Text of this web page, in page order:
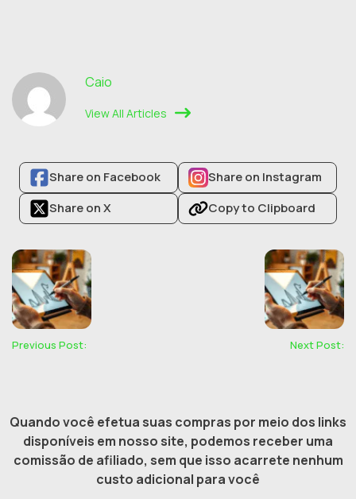
Caio
View All Articles
Share on Facebook
Share on Instagram
Share on X
Copy to Clipboard
Previous Post: Next Post:
Quando você efetua suas compras por meio dos links
disponíveis em nosso site, podemos receber uma
comissão de afiliado, sem que isso acarrete nenhum
custo adicional para você